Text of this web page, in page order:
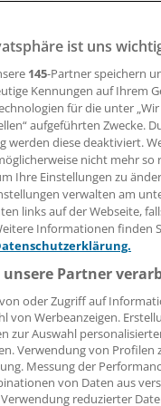
bei gemischt
"Flächenschlüssel".
09:20 Uhr
können die
günstigeren
Urteil des
Recht gilt seit
also die
ist uns
145-Partner speichern
Kennungen auf Ihrem
für die unter
aufgeführten Zwecke.
werden diese deaktiviert.
nicht mehr so
Ihre Einstellungen zu
verwalten am
links auf der Webseite,
Informationen finden
Partner
oder Zugriff auf
von Werbeanzeigen.
zur Auswahl
Verwendung von Profilen
Messung der
von Daten aus
reduzierter